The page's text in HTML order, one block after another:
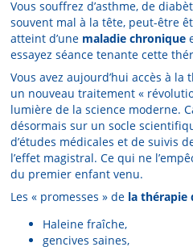
Vous souffrez d’asthme, de
souvent mal à la tête, peut-être
atteint d’une maladie chronique
essayez séance tenante cette
Vous avez aujourd’hui accès à
un nouveau traitement «
lumière de la science moderne.
désormais sur un socle
d’études médicales et de suivis
l’effet magistral. Ce qui ne
du premier enfant venu.
Les « promesses » de la thérapie
Haleine fraîche,
gencives saines,